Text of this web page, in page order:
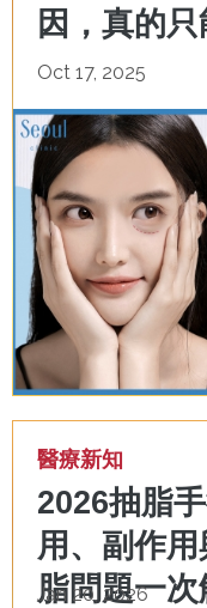
因，真的
Oct 17, 2025
醫療新知
2026抽脂
用、副作
脂問題一次
Jan 20, 2026